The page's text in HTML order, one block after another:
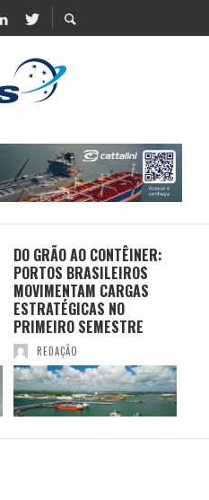
MPOR PUBLICA PLANO
MESTRE DO COMPLEXO
PORTUÁRIO DE
PARANAGUÁ E ANTONINA
REDAÇÃO